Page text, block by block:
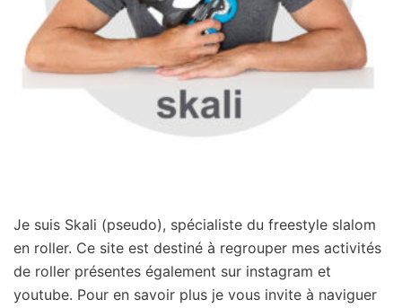
Je suis Skali (pseudo), spécialiste du freestyle slalom
en roller. Ce site est destiné à regrouper mes activités
de roller présentes également sur instagram et
youtube. Pour en savoir plus je vous invite à naviguer